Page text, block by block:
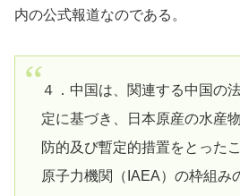
内の公式報道なのである。
４．中国は、関連する中国の
定に基づき、日本原産の水産
防的及び暫定的措置をとった
原子力機関（IAEA）の枠組み